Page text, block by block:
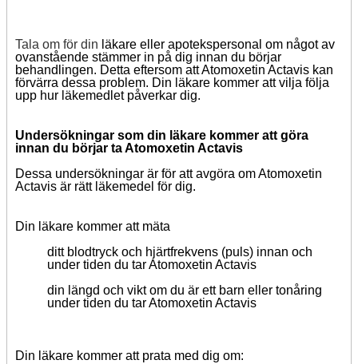
Tala om för din läkare eller apotekspersonal om något av
ovanstående stämmer in på dig innan du börjar
behandlingen. Detta eftersom att Atomoxetin Actavis kan
förvärra dessa problem. Din läkare kommer att vilja följa
upp hur läkemedlet påverkar dig.
Undersökningar som din läkare kommer att göra
innan du börjar ta Atomoxetin Actavis
Dessa undersökningar är för att avgöra om Atomoxetin
Actavis är rätt läkemedel för dig.
Din läkare kommer att mäta
ditt blodtryck och hjärtfrekvens (puls) innan och
under tiden du tar Atomoxetin Actavis
din längd och vikt om du är ett barn eller tonåring
under tiden du tar Atomoxetin Actavis
Din läkare kommer att prata med dig om: